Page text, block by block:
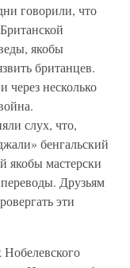
говорили, что
якобы
британцев.
несколько
слух, что,
бенгальский
якобы мастерски
Друзьям
эти